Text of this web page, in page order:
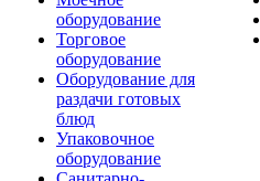
оборудование
Торговое
оборудование
Оборудование для
раздачи готовых
блюд
Упаковочное
оборудование